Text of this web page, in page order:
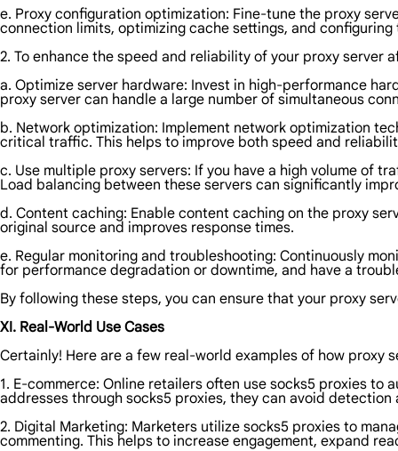
e. Proxy configuration optimization: Fine-tune the proxy
connection limits, optimizing cache settings, and configuring
2. To enhance the speed and reliability of your proxy
a. Optimize server hardware: Invest in high-performance
proxy server can handle a large number of simultaneous
b. Network optimization: Implement network optimization
critical traffic. This helps to improve both speed and
c. Use multiple proxy servers: If you have a high volume of
Load balancing between these servers can significantly
d. Content caching: Enable content caching on the proxy
original source and improves response times.
e. Regular monitoring and troubleshooting: Continuously
for performance degradation or downtime, and have a
By following these steps, you can ensure that your proxy
XI. Real-World Use Cases
Certainly! Here are a few real-world examples of how proxy
1. E-commerce: Online retailers often use socks5 proxies
addresses through socks5 proxies, they can avoid
2. Digital Marketing: Marketers utilize socks5 proxies to
commenting. This helps to increase engagement, expand